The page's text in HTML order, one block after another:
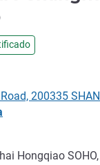
200335
Hongqiao